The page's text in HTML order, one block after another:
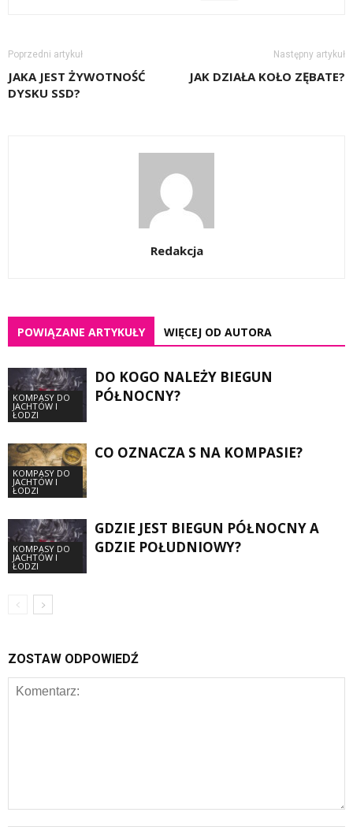
Poprzedni artykuł
JAKA JEST ŻYWOTNOŚĆ
DYSKU SSD?
Następny artykuł
JAK DZIAŁA KOŁO ZĘBATE?
Redakcja
POWIĄZANE ARTYKUŁY WIĘCEJ OD AUTORA
KOMPASY DO
JACHTÓW I
ŁODZI
DO KOGO NALEŻY BIEGUN
PÓŁNOCNY?
KOMPASY DO
JACHTÓW I
ŁODZI
CO OZNACZA S NA KOMPASIE?
KOMPASY DO
JACHTÓW I
ŁODZI
GDZIE JEST BIEGUN PÓŁNOCNY A
GDZIE POŁUDNIOWY?
ZOSTAW ODPOWIEDŹ